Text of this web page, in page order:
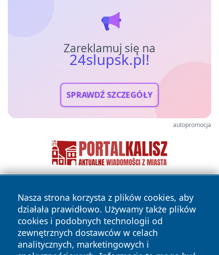
Zareklamuj się na
24slupsk.pl!
SPRAWDŹ SZCZEGÓŁY
autopromocja
Nasza strona korzysta z plików cookies, aby
działała prawidłowo. Używamy także plików
cookies i podobnych technologii od
zewnętrznych dostawców w celach
analitycznych, marketingowych i
Copyright © 2026 24slupsk.pl Wszystkie prawa zastrzeżone.